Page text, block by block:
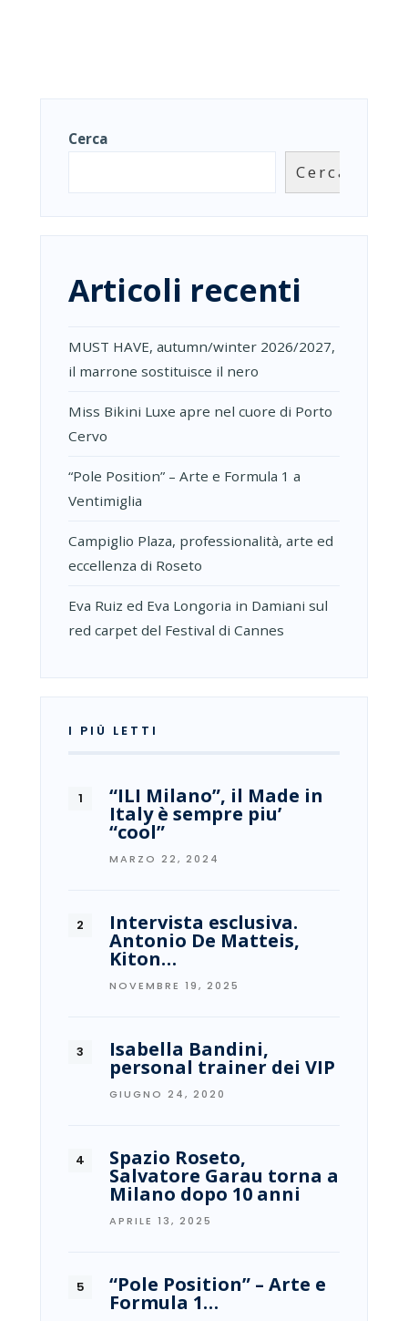
Cerca
Cerca
Articoli recenti
MUST HAVE, autumn/winter 2026/2027,
il marrone sostituisce il nero
Miss Bikini Luxe apre nel cuore di Porto
Cervo
“Pole Position” – Arte e Formula 1 a
Ventimiglia
Campiglio Plaza, professionalità, arte ed
eccellenza di Roseto
Eva Ruiz ed Eva Longoria in Damiani sul
red carpet del Festival di Cannes
I PIÙ LETTI
“ILI Milano”, il Made in
Italy è sempre piu’
“cool”
MARZO 22, 2024
Intervista esclusiva.
Antonio De Matteis,
Kiton…
NOVEMBRE 19, 2025
Isabella Bandini,
personal trainer dei VIP
GIUGNO 24, 2020
Spazio Roseto,
Salvatore Garau torna a
Milano dopo 10 anni
APRILE 13, 2025
“Pole Position” – Arte e
Formula 1…